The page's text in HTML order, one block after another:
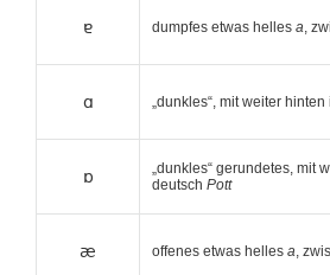
ɐ dumpfes etwas helles a,
ɑ „dunkles“, mit weiter
ɒ
„dunkles“ gerundetes, mit
deutsch Pott
æ offenes etwas helles a,